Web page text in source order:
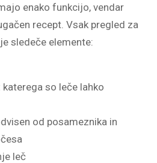
enako funkcijo, vendar
recept. Vsak pregled za
sledeče elemente:
so leče lahko
od posameznika in
leč